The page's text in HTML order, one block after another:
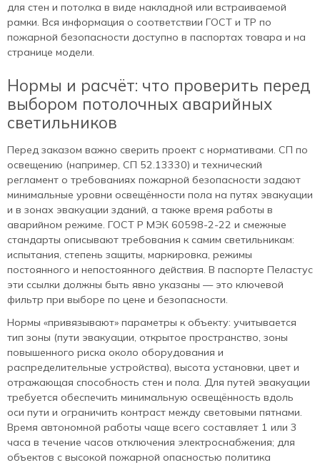
для стен и потолка в виде накладной или встраиваемой
рамки. Вся информация о соответствии ГОСТ и ТР по
пожарной безопасности доступно в паспортах товара и на
странице модели.
Нормы и расчёт: что проверить перед
выбором потолочных аварийных
светильников
Перед заказом важно сверить проект с нормативами. СП по
освещению (например, СП 52.13330) и технический
регламент о требованиях пожарной безопасности задают
минимальные уровни освещённости пола на путях эвакуации
и в зонах эвакуации зданий, а также время работы в
аварийном режиме. ГОСТ Р МЭК 60598‑2‑22 и смежные
стандарты описывают требования к самим светильникам:
испытания, степень защиты, маркировка, режимы
постоянного и непостоянного действия. В паспорте Пеластус
эти ссылки должны быть явно указаны — это ключевой
фильтр при выборе по цене и безопасности.
Нормы «привязывают» параметры к объекту: учитывается
тип зоны (пути эвакуации, открытое пространство, зоны
повышенного риска около оборудования и
распределительные устройства), высота установки, цвет и
отражающая способность стен и пола. Для путей эвакуации
требуется обеспечить минимальную освещённость вдоль
оси пути и ограничить контраст между световыми пятнами.
Время автономной работы чаще всего составляет 1 или 3
часа в течение часов отключения электроснабжения; для
объектов с высокой пожарной опасностью политика